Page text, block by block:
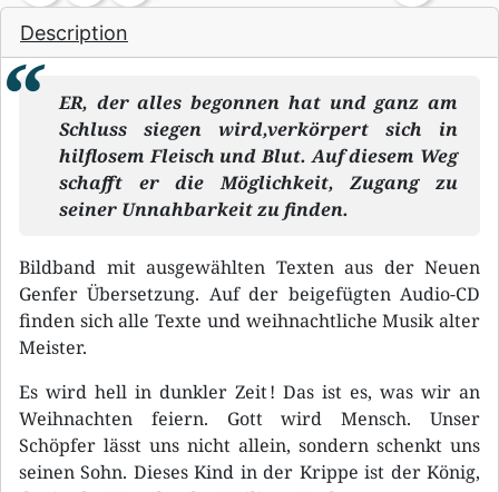
Description
ER, der alles begonnen hat und ganz am
Schluss siegen wird,verkörpert sich in
hilflosem Fleisch und Blut. Auf diesem Weg
schafft er die Möglichkeit, Zugang zu
seiner Unnahbarkeit zu finden.
Bildband mit ausgewählten Texten aus der Neuen
Genfer Übersetzung. Auf der beigefügten Audio-CD
finden sich alle Texte und weihnachtliche Musik alter
Meister.
Es wird hell in dunkler Zeit ! Das ist es, was wir an
Weihnachten feiern. Gott wird Mensch. Unser
Schöpfer lässt uns nicht allein, sondern schenkt uns
seinen Sohn. Dieses Kind in der Krippe ist der König,